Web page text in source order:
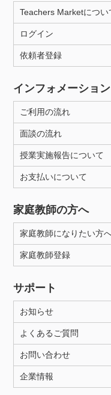
Teachers Marketについ
ログイン
依頼者登録
インフォメーション
ご利用の流れ
面談の流れ
授業実施報告について
お支払いについて
家庭教師の方へ
家庭教師になりたい方
家庭教師登録
サポート
お知らせ
よくあるご質問
お問い合わせ
企業情報